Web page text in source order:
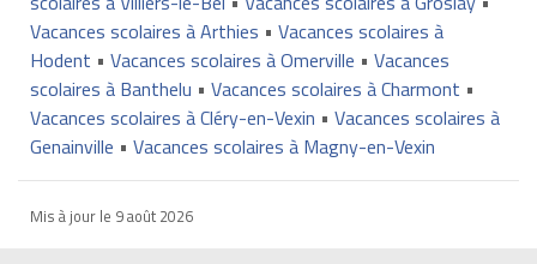
Vacances scolaires à Arthies • Vacances scolaires à
Hodent • Vacances scolaires à Omerville • Vacances
scolaires à Banthelu • Vacances scolaires à Charmont •
Vacances scolaires à Cléry-en-Vexin • Vacances scolaires à
Genainville • Vacances scolaires à Magny-en-Vexin
Mis à jour le 9 août 2026